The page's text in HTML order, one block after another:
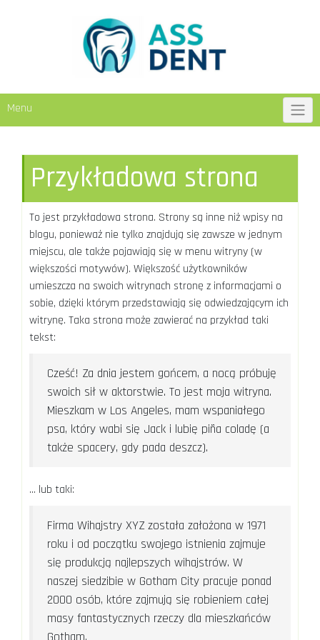
Menu
Przykładowa strona
To jest przykładowa strona. Strony są inne niż wpisy na
blogu, ponieważ nie tylko znajdują się zawsze w jednym
miejscu, ale także pojawiają się w menu witryny (w
większości motywów). Większość użytkowników
umieszcza na swoich witrynach stronę z informacjami o
sobie, dzięki którym przedstawiają się odwiedzającym ich
witrynę. Taka strona może zawierać na przykład taki
tekst:
Cześć! Za dnia jestem gońcem, a nocą próbuję
swoich sił w aktorstwie. To jest moja witryna.
Mieszkam w Los Angeles, mam wspaniałego
psa, który wabi się Jack i lubię piña coladę (a
także spacery, gdy pada deszcz).
… lub taki:
Firma Wihajstry XYZ została założona w 1971
roku i od początku swojego istnienia zajmuje
się produkcją najlepszych wihajstrów. W
naszej siedzibie w Gotham City pracuje ponad
2000 osób, które zajmują się robieniem całej
masy fantastycznych rzeczy dla mieszkańców